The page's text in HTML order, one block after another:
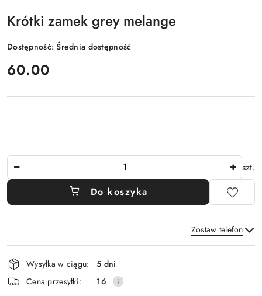
Krótki zamek grey melange
Dostępność:Średnia dostępność
cena:
60.00
szt.
Do koszyka
Zostaw telefon
Wyślij
Dostępność
i
dostawa
Wysyłka w ciągu:
5 dni
Cena przesyłki:
16